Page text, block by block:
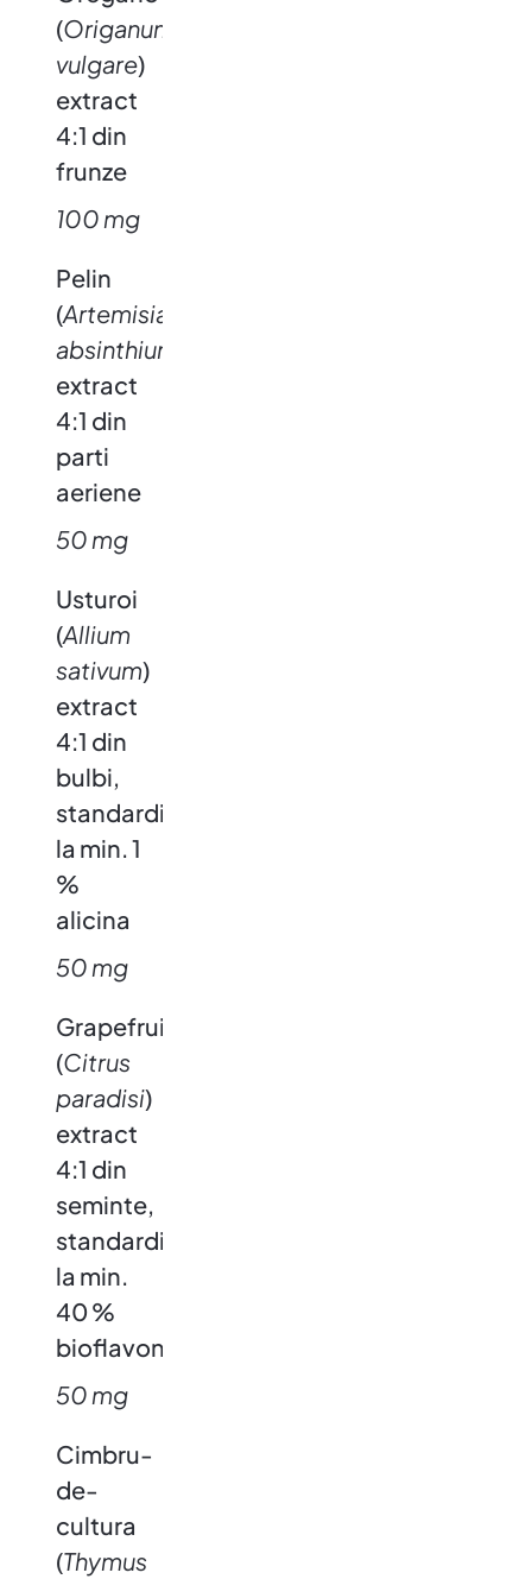
(Origanum
vulgare)
extract
4:1 din
frunze
100 mg
Pelin
(Artemisia
absinthium
extract
4:1 din
parti
aeriene
50 mg
Usturoi
(Allium
sativum)
extract
4:1 din
bulbi,
standardizat
la min. 1
%
alicina
50 mg
Grapefruit
(Citrus
paradisi)
extract
4:1 din
seminte,
standardizat
la min.
40 %
bioflavonoide
50 mg
Cimbru-
de-
cultura
(Thymus